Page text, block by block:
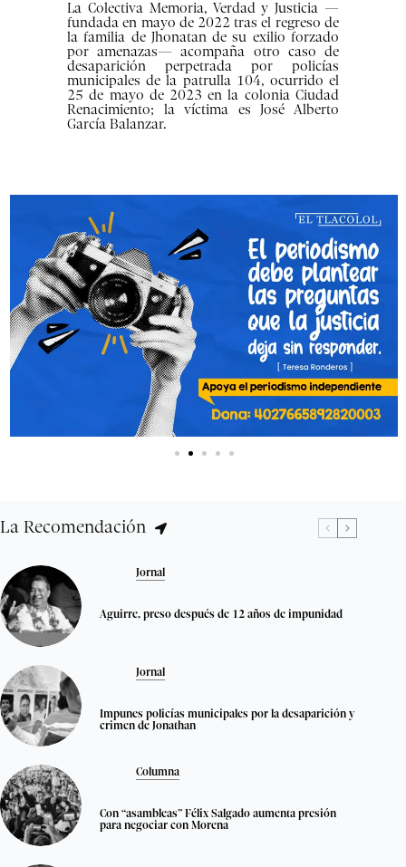
La Colectiva Memoria, Verdad y Justicia —
fundada en mayo de 2022 tras el regreso de
la familia de Jhonatan de su exilio forzado
por amenazas— acompaña otro caso de
desaparición perpetrada por policías
municipales de la patrulla 104, ocurrido el
25 de mayo de 2023 en la colonia Ciudad
Renacimiento; la víctima es José Alberto
García Balanzar.
La Recomendación
Jornal
Aguirre, preso después de 12 años de impunidad
Jornal
Impunes policías municipales por la desaparición y
crimen de Jonathan
Columna
Con “asambleas” Félix Salgado aumenta presión
para negociar con Morena